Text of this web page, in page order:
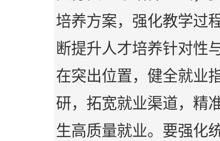
培养方案，强化教学过
断提升人才培养针对性
在突出位置，健全就业
研，拓宽就业渠道，精
生高质量就业。要强化